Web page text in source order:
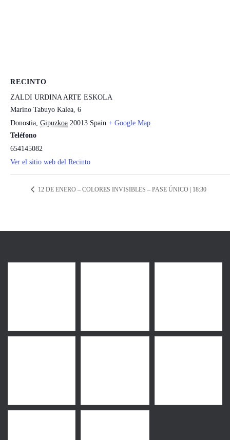
RECINTO
ZALDI URDINA ARTE ESKOLA
Marino Tabuyo Kalea, 6
Donostia, Gipuzkoa 20013 Spain + Google Map
Teléfono
654145082
Ver el sitio web del Recinto
12 DE ENERO – COLORES INVISIBLES – PASE ÚNICO | 18:30